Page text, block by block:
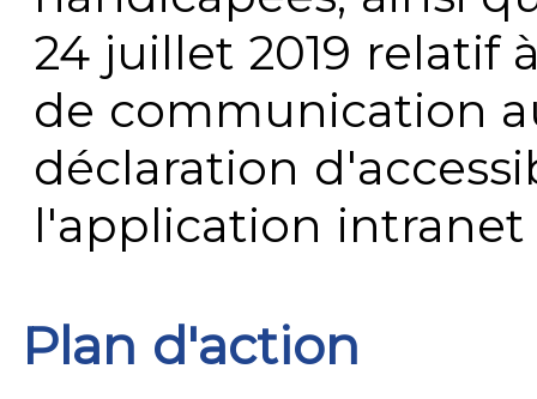
24 juillet 2019 relatif
de communication
déclaration
l'application
Plan d'action